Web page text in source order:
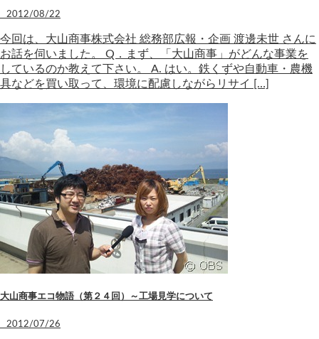
2012/08/22
今回は、大山商事株式会社 総務部広報・企画 渡邊未世 さんに
お話を伺いました。 Q．まず、「大山商事」がどんな事業を
しているのか教えて下さい。 A. はい。鉄くずや自動車・農機
具などを買い取って、環境に配慮しながらリサイ […]
大山商事エコ物語（第２４回）～工場見学について
2012/07/26